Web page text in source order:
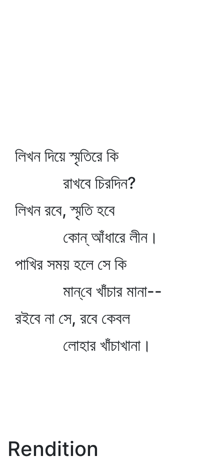
লিখন দিয়ে স্মৃতিরে কি
রাখবে চিরদিন?
লিখন রবে, স্মৃতি হবে
কোন্‌ আঁধারে লীন।
পাখির সময় হলে সে কি
মান্‌বে খাঁচার মানা--
রইবে না সে, রবে কেবল
লোহার খাঁচাখানা।
Rendition